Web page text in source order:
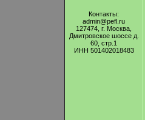
Контакты:
admin@pefl.ru
127474, г. Москва,
Дмитровское шоссе д.
60, стр.1
ИНН 501402018483